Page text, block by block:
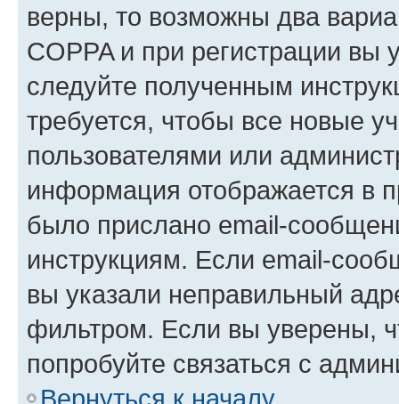
верны, то возможны два
COPPA и при регистрации вы
следуйте полученным
требуется, чтобы все новые
пользователями или
информация отображается в
было прислано email-
инструкциям. Если email-
вы указали неправильный
фильтром. Если вы уверены,
попробуйте связаться с
Вернуться к началу